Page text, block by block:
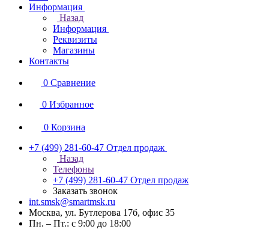
Информация
Назад
Информация
Реквизиты
Магазины
Контакты
0 Сравнение
0 Избранное
0 Корзина
+7 (499) 281-60-47 Отдел продаж
Назад
Телефоны
+7 (499) 281-60-47 Отдел продаж
Заказать звонок
int.smsk@smartmsk.ru
Москва, ул. Бутлерова 17б, офис 35
Пн. – Пт.: с 9:00 до 18:00